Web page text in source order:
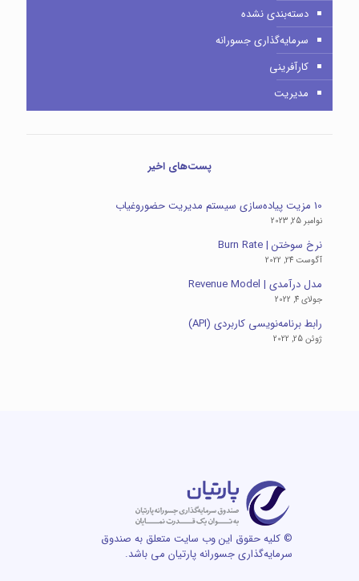
دسته‌بندی نشده
سرمایه‌گذاری جسورانه
کارآفرینی
مدیریت
پست‌های اخیر
10 مزیت پیاده‌سازی سیستم مدیریت حضوروغیاب
نوامبر 25, 2023
نرخ سوختن | Burn Rate
آگوست 24, 2022
مدل درآمدی | Revenue Model
جولای 4, 2022
رابط برنامه‌نویسی کاربردی (API)
ژوئن 25, 2022
© کلیه حقوق این وب سایت متعلق به صندوق
سرمایه‌گذاری جسورانه پارتیان می باشد.